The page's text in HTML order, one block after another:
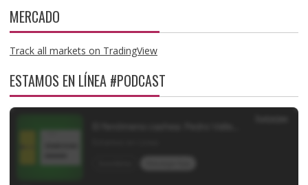
MERCADO
Track all markets on TradingView
ESTAMOS EN LÍNEA #PODCAST